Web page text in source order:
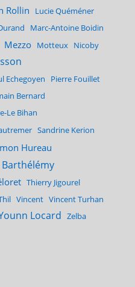
Rollin
Lucie Quéméner
Marc-Antoine Boidin
Mezzo Motteux Nicoby
Echegoyen
Pierre Fouillet
Bernard
Le Bihan
Sandrine Kerion
Hureau
Thierry Jigourel
Vincent Vincent Turhan
Locard Zelba